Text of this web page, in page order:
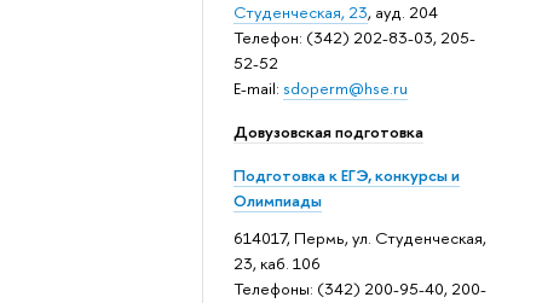
Студенческая, 23, ауд. 204
Телефон: (342) 202-83-03, 205-
52-52
E-mail: sdoperm@hse.ru
Довузовская подготовка
Подготовка к ЕГЭ, конкурсы и
Олимпиады
614017, Пермь, ул. Студенческая,
23, каб. 106
Телефоны: (342) 200-95-40, 200-